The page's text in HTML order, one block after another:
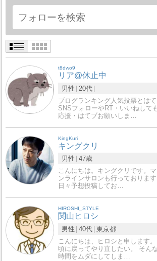
t8dwo9
リア@休止中
男性
20代
ブログランキング人気投票とはて
SNSフォローやRT・いいねして
応援・はてブお願いしま…
KingKuri
キングクリ
男性 47歳
こんにちは。キングクリです。
ンラインサロンも行っておりま
日々予想投稿してお…
HIROSHI_STYLE
関山ヒロシ
男性 40代 東京都
こんにちは、ヒロシと申します
頃に戻ってやり直したい。 そん
時間をムダにしてしま…